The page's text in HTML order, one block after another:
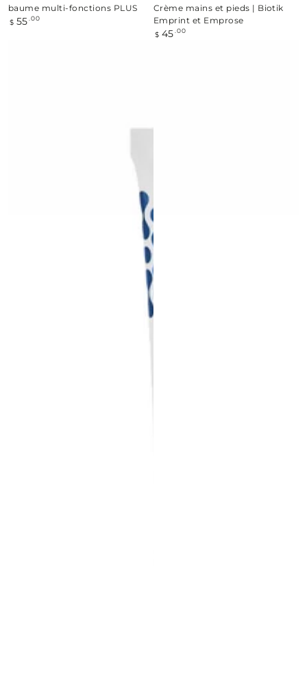
baume multi-fonctions PLUS
Prix
$ 55 .00
Crème mains et pieds | Biotik
Emprint et Emprose
Prix
$ 45 .00